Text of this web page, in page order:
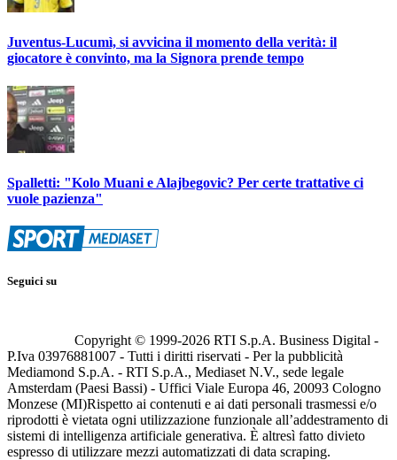
Juventus-Lucumì, si avvicina il momento della verità: il
giocatore è convinto, ma la Signora prende tempo
Spalletti: "Kolo Muani e Alajbegovic? Per certe trattative ci
vuole pazienza"
Seguici su
Copyright © 1999-2026 RTI S.p.A. Business Digital -
P.Iva 03976881007 - Tutti i diritti riservati - Per la pubblicità
Mediamond S.p.A. - RTI S.p.A., Mediaset N.V., sede legale
Amsterdam (Paesi Bassi) - Uffici Viale Europa 46, 20093 Cologno
Monzese (MI)Rispetto ai contenuti e ai dati personali trasmessi e/o
riprodotti è vietata ogni utilizzazione funzionale all’addestramento di
sistemi di intelligenza artificiale generativa. È altresì fatto divieto
espresso di utilizzare mezzi automatizzati di data scraping.